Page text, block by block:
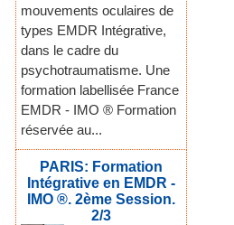
mouvements oculaires de
types EMDR Intégrative,
dans le cadre du
psychotraumatisme. Une
formation labellisée France
EMDR - IMO ® Formation
réservée au...
PARIS: Formation
Intégrative en EMDR -
IMO ®. 2ème Session.
2/3